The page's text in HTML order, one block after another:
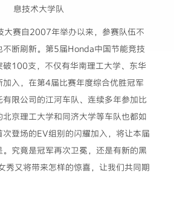
息技术大学队
大赛自2007年举办以来，参赛队伍不
不断刷新。第5届Honda中国节能竞技
破100支，不仅有华南理工大学、东华
加入，在第4届比赛年度综合优胜冠军
限公司的江河车队、连续多年参加比
京理工大学和同济大学等车队也都如
登场的EV组别的闪耀加入，将让本届
究竟是冠军再次卫冕，还是有新的黑
秀又将带来怎样的惊喜，让我们共同期